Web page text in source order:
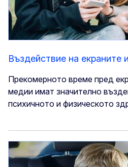
Въздействие на екраните
Прекомерното време пред
медии имат значително
психичното и физическото